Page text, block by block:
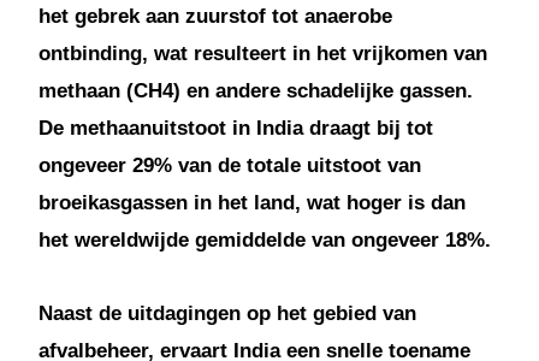
het gebrek aan zuurstof tot anaerobe
ontbinding, wat resulteert in het vrijkomen van
methaan (CH4) en andere schadelijke gassen.
De methaanuitstoot in India draagt bij tot
ongeveer 29% van de totale uitstoot van
broeikasgassen in het land, wat hoger is dan
het wereldwijde gemiddelde van ongeveer 18%.
Naast de uitdagingen op het gebied van
afvalbeheer, ervaart India een snelle toename